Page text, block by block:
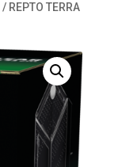
/ REPTO TERRA